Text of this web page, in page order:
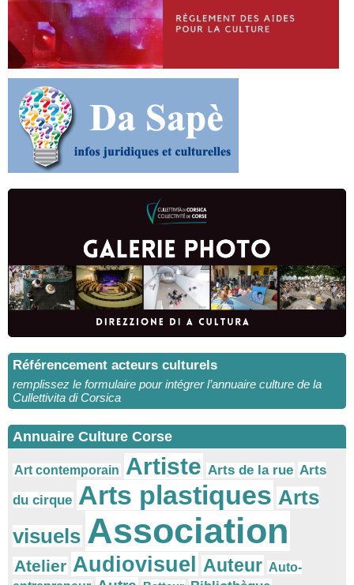
Référencement acteurs culturels
remplissez le formulaire pour intégrer l’annuaire culture de la
Cullettivita di Corsica
Annuaire Culture Corse
Art contemporain Artiste Arts de la rue Arts
du cirque Arts plastiques Arts
visuels Association
Atelier Audiovisuel Auteur Auto-